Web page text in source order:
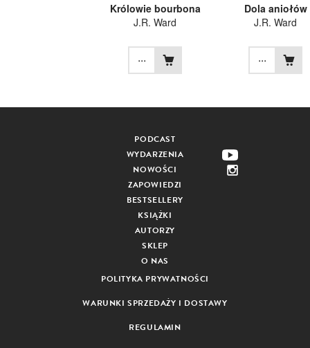
Królowie bourbona
J.R. Ward
...
Dola aniołów
J.R. Ward
...
PODCAST
WYDARZENIA
NOWOŚCI
ZAPOWIEDZI
BESTSELLERY
KSIĄŻKI
AUTORZY
SKLEP
O NAS
POLITYKA PRYWATNOŚCI
WARUNKI SPRZEDAŻY I DOSTAWY
REGULAMIN